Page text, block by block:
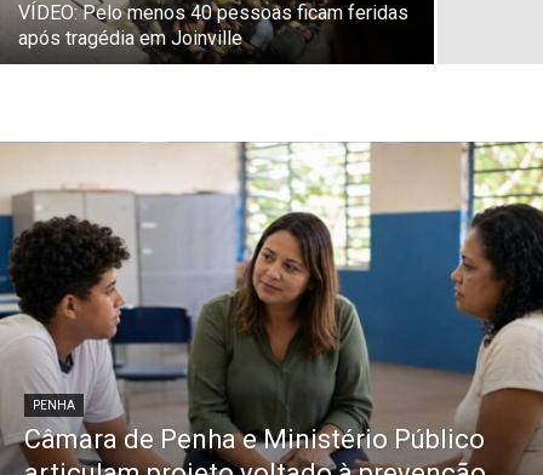
VÍDEO: Pelo menos 40 pessoas ficam feridas
após tragédia em Joinville
PENHA
Câmara de Penha e Ministério Público